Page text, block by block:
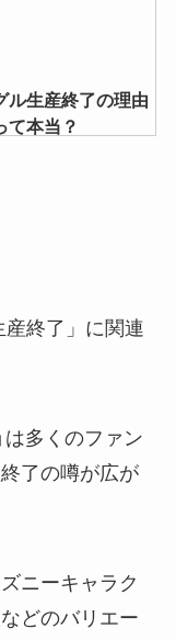
ル生産終了の理由
て本当？
ョコはどこで売
終了」に関連
多くのファン
了の噂が広が
ニーキャラク
どのバリエー